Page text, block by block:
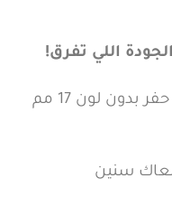
اللي تفرق!
بنوفرلك أفضل أنواع الكونتر ختم حفر بدون لون 17 مم
سنين